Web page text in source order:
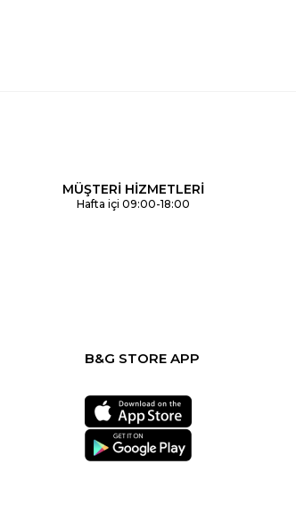
MÜŞTERİ HİZMETLERİ
Hafta içi 09:00-18:00
B&G STORE APP